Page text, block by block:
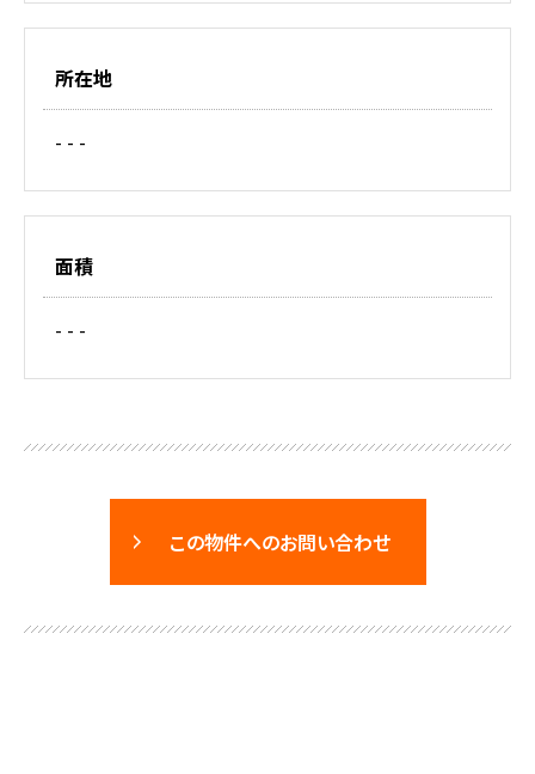
所在地
- - -
面積
- - -
この物件へのお問い合わせ